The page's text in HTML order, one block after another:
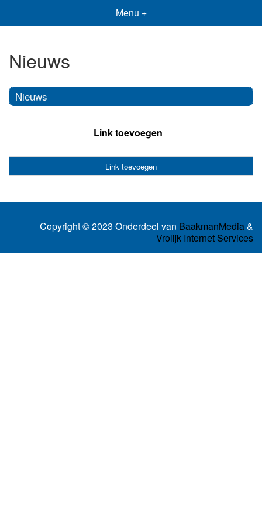
Menu +
Nieuws
Nieuws
Link toevoegen
Link toevoegen
Copyright © 2023 Onderdeel van BaakmanMedia&
Vrolijk Internet Services